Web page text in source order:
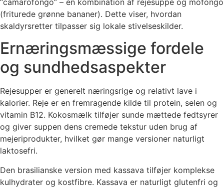
(friturede grønne bananer). Dette viser, hvordan
skaldyrsretter tilpasser sig lokale stivelseskilder.
Ernæringsmæssige fordele
og sundhedsaspekter
Rejesupper er generelt næringsrige og relativt lave i
kalorier. Reje er en fremragende kilde til protein, selen og
vitamin B12. Kokosmælk tilføjer sunde mættede fedtsyrer
og giver suppen dens cremede tekstur uden brug af
mejeriprodukter, hvilket gør mange versioner naturligt
laktosefri.
Den brasilianske version med kassava tilføjer komplekse
kulhydrater og kostfibre. Kassava er naturligt glutenfri og